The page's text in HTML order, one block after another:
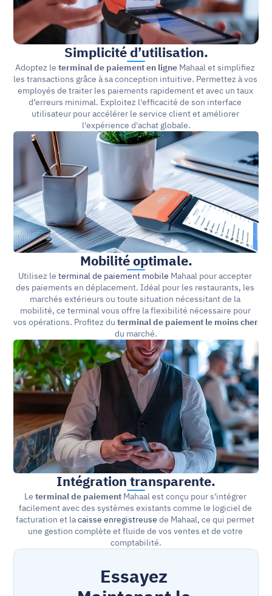
Simplicité d’utilisation.
Adoptez le terminal de paiement en ligne Mahaal et simplifiez
les transactions grâce à sa conception intuitive. Permettez à vos
employés de traiter les paiements rapidement et avec un taux
d’erreurs minimal. Exploitez l'efficacité de son interface
utilisateur pour accélérer le service client et améliorer
l'expérience d'achat globale.
Mobilité optimale.
Utilisez le terminal de paiement mobile Mahaal pour accepter
des paiements en déplacement. Idéal pour les restaurants, les
marchés extérieurs ou toute situation nécessitant de la
mobilité, ce terminal vous offre la flexibilité nécessaire pour
vos opérations. Profitez du
du marché.
Intégration transparente.
Le terminal de paiement Mahaal est conçu pour s'intégrer
facilement avec des systèmes existants comme le logiciel de
facturation et la caisse enregistreuse de Mahaal, ce qui permet
une gestion complète et fluide de vos ventes et de votre
comptabilité.
Essayez